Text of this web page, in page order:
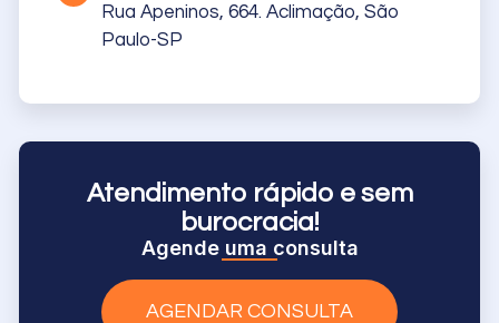
Rua Apeninos, 664. Aclimação, São
Paulo-SP
Atendimento rápido e sem
burocracia!
Agende uma consulta
AGENDAR CONSULTA